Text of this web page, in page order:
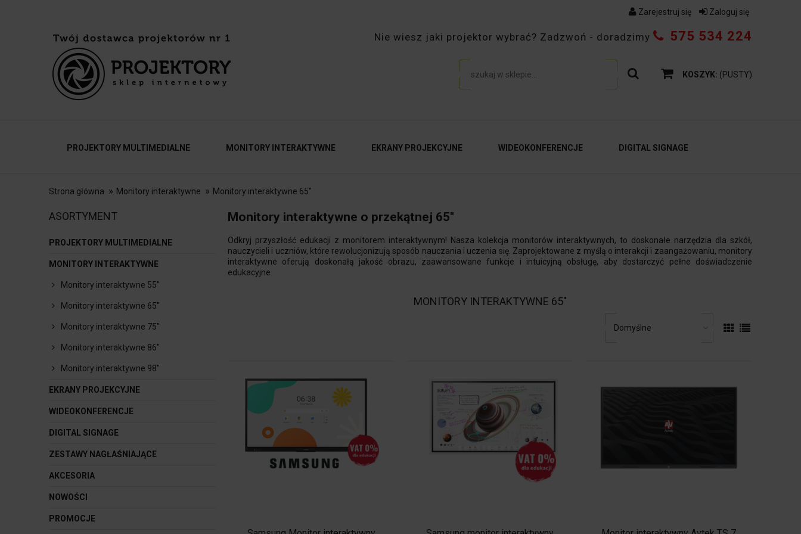
Zarejestruj się Zaloguj się
Nie wiesz jaki projektor wybrać? Zadzwoń - doradzimy 575 534 224
KOSZYK: (PUSTY)
PROJEKTORY MULTIMEDIALNE MONITORY INTERAKTYWNE EKRANY PROJEKCYJNE WIDEOKONFERENCJE DIGITAL SIGNAGE
Strona główna » Monitory interaktywne » Monitory interaktywne 65"
ASORTYMENT
PROJEKTORY MULTIMEDIALNE
MONITORY INTERAKTYWNE
Monitory interaktywne 55"
Monitory interaktywne 65"
Monitory interaktywne 75"
Monitory interaktywne 86"
Monitory interaktywne 98"
EKRANY PROJEKCYJNE
WIDEOKONFERENCJE
DIGITAL SIGNAGE
ZESTAWY NAGŁAŚNIAJĄCE
AKCESORIA
NOWOŚCI
PROMOCJE
Monitory interaktywne o przekątnej 65"
Odkryj przyszłość edukacji z monitorem interaktywnym! Nasza kolekcja monitorów interaktywnych, to doskonałe narzędzia dla szkół,
nauczycieli i uczniów, które rewolucjonizują sposób nauczania i uczenia się. Zaprojektowane z myślą o interakcji i zaangażowaniu, monitory
interaktywne oferują doskonałą jakość obrazu, zaawansowane funkcje i intuicyjną obsługę, aby dostarczyć pełne doświadczenie
edukacyjne.
MONITORY INTERAKTYWNE 65"